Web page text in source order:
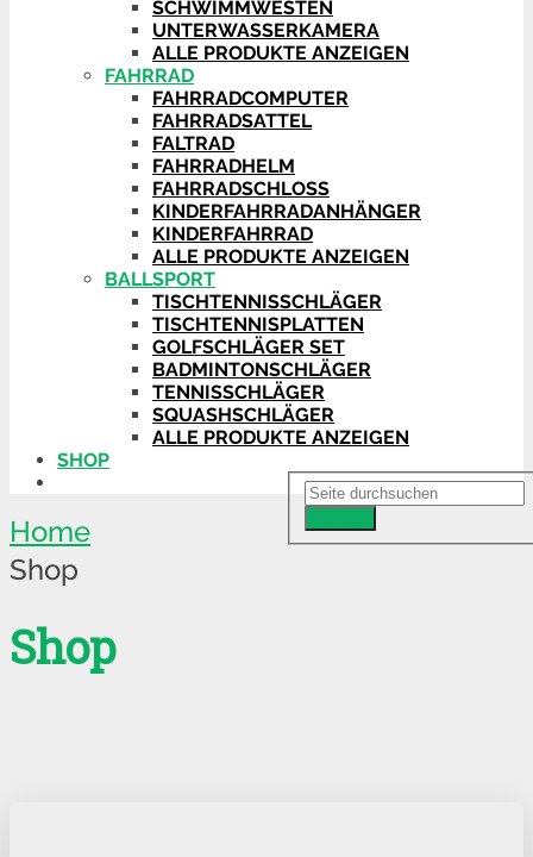
SCHWIMMWESTEN
UNTERWASSERKAMERA
ALLE PRODUKTE ANZEIGEN
FAHRRAD
FAHRRADCOMPUTER
FAHRRADSATTEL
FALTRAD
FAHRRADHELM
FAHRRADSCHLOSS
KINDERFAHRRADANHÄNGER
KINDERFAHRRAD
ALLE PRODUKTE ANZEIGEN
BALLSPORT
TISCHTENNISSCHLÄGER
TISCHTENNISPLATTEN
GOLFSCHLÄGER SET
BADMINTONSCHLÄGER
TENNISSCHLÄGER
SQUASHSCHLÄGER
ALLE PRODUKTE ANZEIGEN
SHOP
Home
Shop
Shop